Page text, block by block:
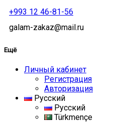
+993 12 46-81-56
galam-zakaz@mail.ru
Ещё
Личный кабинет
Регистрация
Авторизация
Русский
Русский
Türkmençe